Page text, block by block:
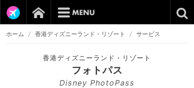
ホーム / 香港ディズニーランド・リゾート / サービス
香港ディズニーランド・リゾート
フォトパス
Disney PhotoPass